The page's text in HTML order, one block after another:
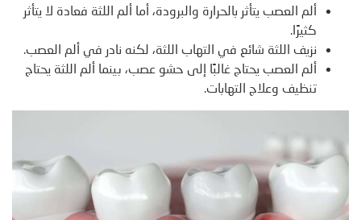
ألم العصب يتأثر بالحرارة والبرودة، أما ألم اللثة فعادة لا يتأثر
كثيرًا.
نزيف اللثة شائع في التهاب اللثة، لكنه نادر في ألم العصب.
ألم العصب يحتاج غالبًا إلى حشو عصب، بينما ألم اللثة يحتاج
تنظيف وعلاج التهابات.